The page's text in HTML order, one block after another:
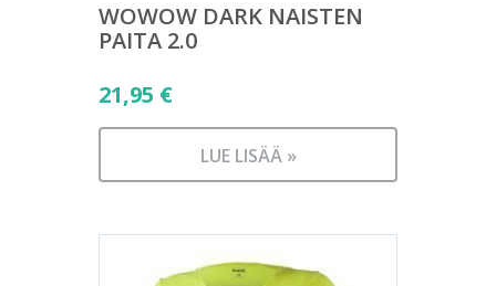
WOWOW DARK NAISTEN
PAITA 2.0
21,95 €
LUE LISÄÄ »